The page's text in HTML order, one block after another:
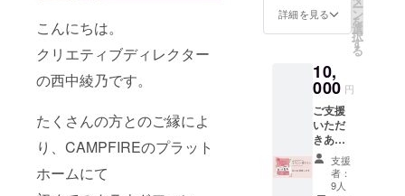
こんにちは。
クリエティブディレクター
の西中綾乃です。
たくさんの方とのご縁によ
り、CAMPFIREのプラット
ホームにて
ティン
施され
ていま
すが、
水に濡
れた場
合は軽
くポン
ポンと
軽く叩
ルギー
い。 ※
花は紙
で出来
ていま
す。
コー
ティン
グを施
してあ
ル・
ターコ
イズ
ラビー
ズ・
メッキ
金具・
ナイロ
ンコー
トワイ
ヤー
《金具
から支
援時
途ご協
力費
（7％＋
税）を
いただ
いてお
りま
す。 ・
なお、1
決まっ
てから
約1ヶ月
けしま
す） ----
-----------
--------
・※支援
者の方
から支
援時
に、別
用料
（※）が
す。
（※）シ
ステム
利用料
支援金
額が1万
円未満
の場
合：228
なお、1
テム利
用料
（※）が
発生い
たしま
す。
（※）シ
ステム
利用料
相談の
イ
ンス
タ：
https://
www.in
stagra
m.com/
rozafi_
開催当
日にて
来場者
チラシ
を配布
いたし
ます
2024年
11月9日
～10日
「第8回
ロザ
詳細を見る ー
ン
を
選
択
す
る
10,
000 円
ご支援
いただ
きあり
がとう
ござい
ます。
支援
者：
9人